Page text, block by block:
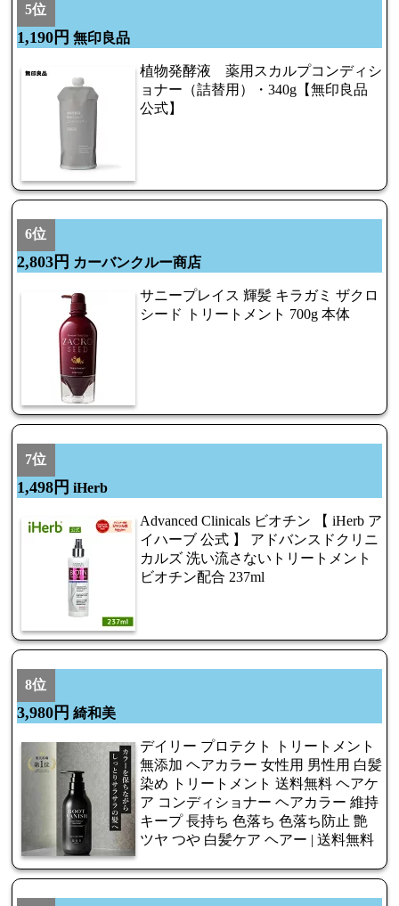
5位
1,190円 無印良品
植物発酵液 薬用スカルプコンディシ
ョナー（詰替用）・340g【無印良品
公式】
6位
2,803円 カーバンクルー商店
サニープレイス 輝髪 キラガミ ザクロ
シード トリートメント 700g 本体
7位
1,498円 iHerb
Advanced Clinicals ビオチン 【 iHerb ア
イハーブ 公式 】 アドバンスドクリニ
カルズ 洗い流さないトリートメント
ビオチン配合 237ml
8位
3,980円 綺和美
デイリー プロテクト トリートメント
無添加 ヘアカラー 女性用 男性用 白髪
染め トリートメント 送料無料 ヘアケ
ア コンディショナー ヘアカラー 維持
キープ 長持ち 色落ち 色落ち防止 艶
ツヤ つや 白髪ケア ヘアー | 送料無料